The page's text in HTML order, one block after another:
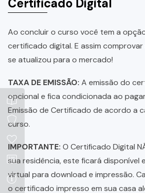
Certificado Digital
Ao concluir o curso você tem a
certificado digital. E assim
se atualizou para o mercado!
TAXA DE EMISSÃO: A emissão do
opcional e fica condicionada ao
Emissão de Certificado de acordo a
curso.
IMPORTANTE: O Certificado Digital
sua residência, este ficará disponível
virtual para download e impressão.
o certificado impresso em sua casa